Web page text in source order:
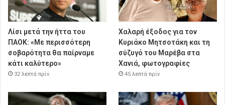
Λίσι μετά την ήττα του
ΠΑΟΚ: «Με περισσότερη
σοβαρότητα θα παίρναμε
κάτι καλύτερο»
32 λεπτά πρίν
Χαλαρή έξοδος για τον
Κυριάκο Μητσοτάκη και τη
σύζυγό του Μαρέβα στα
Χανιά, φωτογραφίες
45 λεπτά πρίν